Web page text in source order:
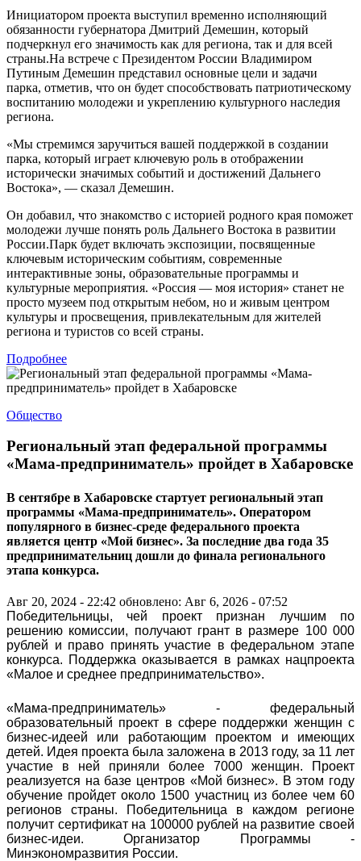
Инициатором проекта выступил временно исполняющий
обязанности губернатора Дмитрий Демешин, который
подчеркнул его значимость как для региона, так и для всей
страны.На встрече с Президентом России Владимиром
Путиным Демешин представил основные цели и задачи
парка, отметив, что он будет способствовать патриотическому
воспитанию молодежи и укреплению культурного наследия
региона.
«Мы стремимся заручиться вашей поддержкой в создании
парка, который играет ключевую роль в отображении
исторически значимых событий и достижений Дальнего
Востока», — сказал Демешин.
Он добавил, что знакомство с историей родного края поможет
молодежи лучше понять роль Дальнего Востока в развитии
России.Парк будет включать экспозиции, посвященные
ключевым историческим событиям, современные
интерактивные зоны, образовательные программы и
культурные мероприятия. «Россия — моя история» станет не
просто музеем под открытым небом, но и живым центром
культуры и просвещения, привлекательным для жителей
региона и туристов со всей страны.
Подробнее
Общество
Региональный этап федеральной программы
«Мама-предприниматель» пройдет в Хабаровске
В сентябре в Хабаровске стартует региональный этап
программы «Мама-предприниматель». Оператором
популярного в бизнес-среде федерального проекта
является центр «Мой бизнес». За последние два года 35
предпринимательниц дошли до финала регионального
этапа конкурса.
Авг 20, 2024 - 22:42 обновлено: Авг 6, 2026 - 07:52
Победительницы, чей проект признан лучшим по
решению комиссии, получают грант в размере 100 000
рублей и право принять участие в федеральном этапе
конкурса. Поддержка оказывается в рамках нацпроекта
«Малое и среднее предпринимательство».
«Мама-предприниматель» - федеральный
образовательный проект в сфере поддержки женщин с
бизнес-идеей или работающим проектом и имеющих
детей. Идея проекта была заложена в 2013 году, за 11 лет
участие в ней приняли более 7000 женщин. Проект
реализуется на базе центров «Мой бизнес». В этом году
обучение пройдет около 1500 участниц из более чем 60
регионов страны. Победительница в каждом регионе
получит сертификат на 100000 рублей на развитие своей
бизнес-идеи. Организатор Программы -
Минэкономразвития России.